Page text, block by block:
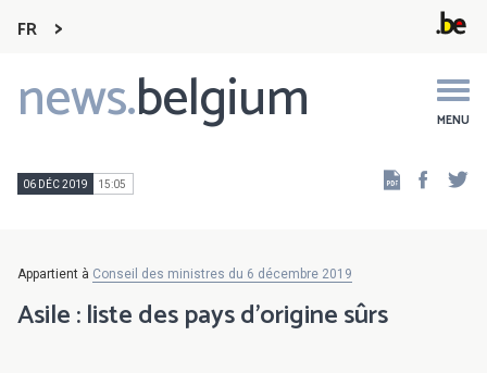
FR
news.belgium MENU
Main
navigation
06 DÉC 2019 15:05
Appartient à Conseil des ministres du 6 décembre 2019
Asile : liste des pays d'origine sûrs